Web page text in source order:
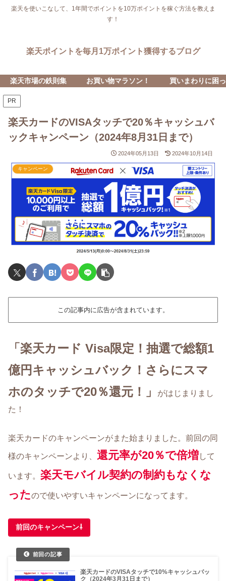
楽天を使いこなして、1年間でポイントを10万ポイントを稼ぐ方法を教えま
す！
楽天ポイントを毎月1万ポイント獲得するブログ
楽天市場の鉄則集 お買い物マラソン！ 買いまわりに困
PR
楽天カードのVISAタッチで20％キャッシュバ
ックキャンペーン（2024年8月31日まで）
2024年05月13日 2024年10月14日
キャンペーン
この記事内に広告が含まれています。
「楽天カード Visa限定！抽選で総額1
億円キャッシュバック！さらにスマ
ホのタッチで20％還元！」
がはじまりまし
た！
楽天カードのキャンペーンがまた始まりました。前回の同
様のキャンペーンより、 還元率が20％で倍増して
います。 楽天モバイル契約の制約もなくな
ったので使いやすいキャンペーンになってます。
前回のキャンペーン⇩
楽天カードのVISAタッチで10%キャッシュバッ
ク（2024年3月31日まで）